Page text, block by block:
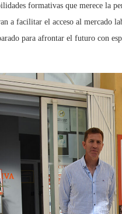
formativas que merece la
a facilitar el acceso al mercado
para afrontar el futuro con